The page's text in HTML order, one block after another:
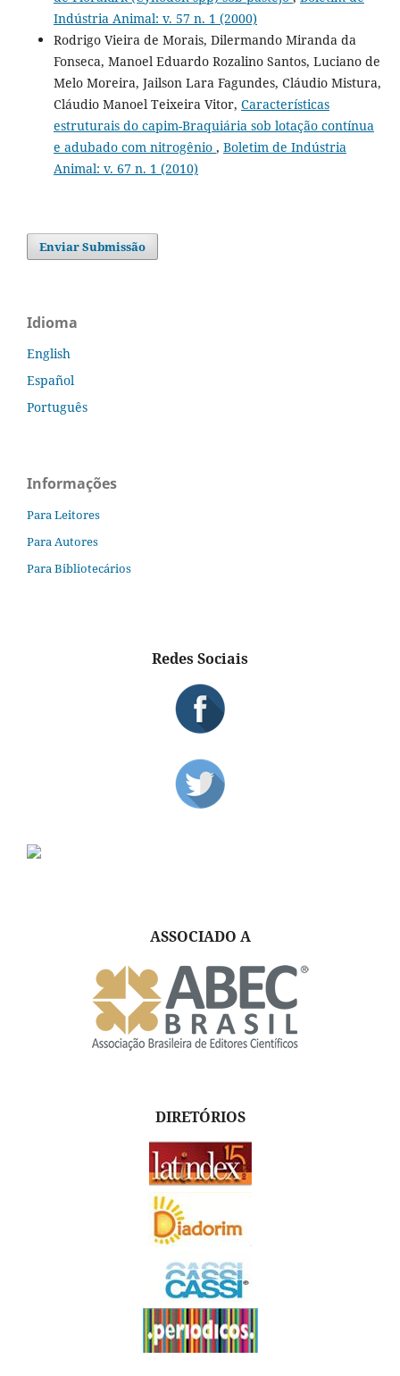
Indústria Animal: v. 57 n. 1 (2000)
Rodrigo Vieira de Morais, Dilermando Miranda da
Fonseca, Manoel Eduardo Rozalino Santos, Luciano de
Melo Moreira, Jailson Lara Fagundes, Cláudio Mistura,
Cláudio Manoel Teixeira Vitor, Características
estruturais do capim-Braquiária sob lotação contínua
e adubado com nitrogênio , Boletim de Indústria
Animal: v. 67 n. 1 (2010)
Enviar Submissão
Idioma
English
Español
Português
Informações
Para Leitores
Para Autores
Para Bibliotecários
Redes Sociais
ASSOCIADO A
DIRETÓRIOS